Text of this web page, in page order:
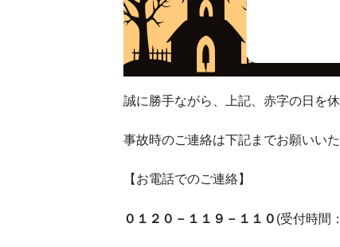
誠に勝手ながら、上記、赤字の日を
事故時のご連絡は下記までお願いいた
【お電話でのご連絡】
０１２０－１１９－１１０ (受付時間